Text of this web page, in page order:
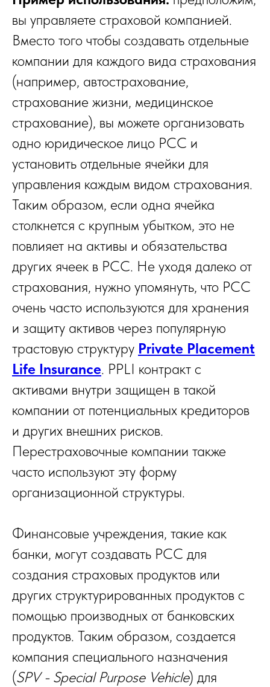
вы управляете страховой компанией.
Вместо того чтобы создавать отдельные
компании для каждого вида страхования
(например, автострахование,
страхование жизни, медицинское
страхование), вы можете организовать
одно юридическое лицо PCC и
установить отдельные ячейки для
управления каждым видом страхования.
Таким образом, если одна ячейка
столкнется с крупным убытком, это не
повлияет на активы и обязательства
других ячеек в PCC. Не уходя далеко от
страхования, нужно упомянуть, что PCC
очень часто используются для хранения
и защиту активов через популярную
трастовую структуру Private Placement
Life Insurance. PPLI контракт с
активами внутри защищен в такой
компании от потенциальных кредиторов
и других внешних рисков.
Перестраховочные компании также
часто используют эту форму
организационной структуры.
Финансовые учреждения, такие как
банки, могут создавать PCC для
создания страховых продуктов или
других структурированных продуктов с
помощью производных от банковских
продуктов. Таким образом, создается
компания специального назначения
(SPV - Special Purpose Vehicle) для